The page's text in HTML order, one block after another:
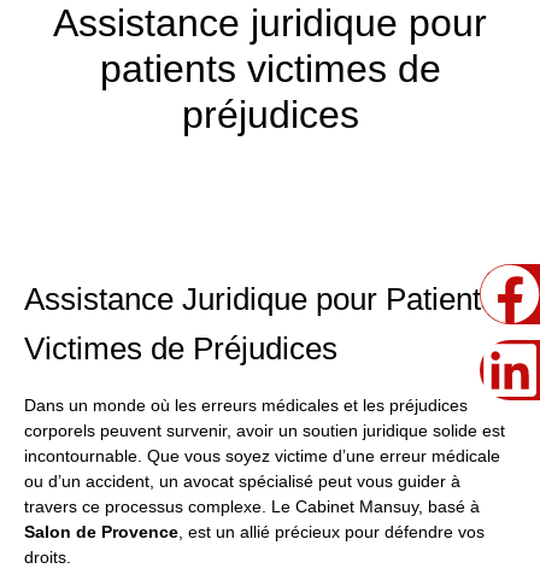
Assistance juridique pour
patients victimes de
préjudices
Assistance Juridique pour Patients
Victimes de Préjudices
Dans un monde où les erreurs médicales et les préjudices
corporels peuvent survenir, avoir un soutien juridique solide est
incontournable. Que vous soyez victime d’une erreur médicale
ou d’un accident, un avocat spécialisé peut vous guider à
travers ce processus complexe. Le Cabinet Mansuy, basé à
Salon de Provence , est un allié précieux pour défendre vos
droits.